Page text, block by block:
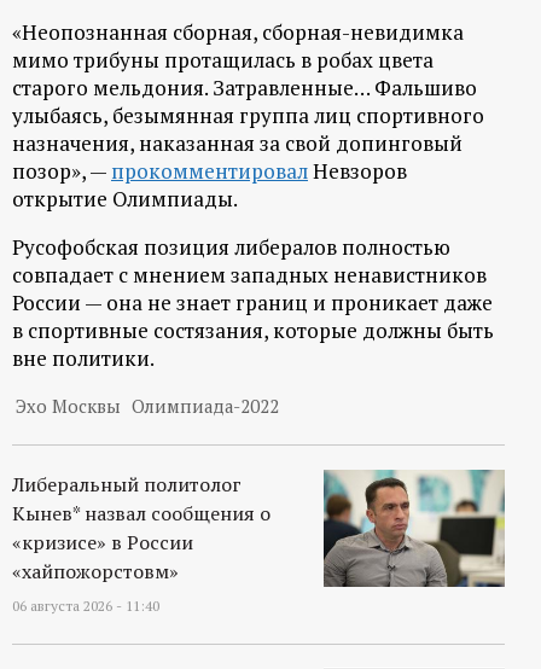
п
о
р
т
а
л
«Неопознанная сборная, сборная-невидимка
мимо трибуны протащилась в робах цвета
старого мельдония. Затравленные… Фальшиво
улыбаясь, безымянная группа лиц спортивного
назначения, наказанная за свой допинговый
позор», — прокомментировалНевзоров
открытие Олимпиады.
Русофобская позиция либералов полностью
совпадает с мнением западных ненавистников
России — она не знает границ и проникает даже
в спортивные состязания, которые должны быть
вне политики.
Эхо Москвы Олимпиада-2022
Либеральный политолог
Кынев* назвал сообщения о
«кризисе» в России
«хайпожорстовм»
06 августа 2026 - 11:40